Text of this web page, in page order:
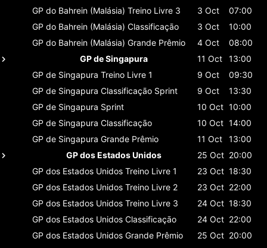
GP do Bahrein (Malásia) Treino Livre 3 3 Oct
07:00
GP do Bahrein (Malásia) Classificaçāo 3 Oct
10:00
GP do Bahrein (Malásia) Grande Prêmio 4 Oct
08:00
GP de Singapura
11 Oct
13:00
GP de Singapura Treino Livre 1 9 Oct
09:30
GP de Singapura Classificaçāo Sprint 9 Oct
13:30
GP de Singapura Sprint 10 Oct 10:00
GP de Singapura Classificaçāo 10 Oct 14:00
GP de Singapura Grande Prêmio 11 Oct
13:00
GP dos Estados Unidos
25 Oct 20:00
GP dos Estados Unidos Treino Livre 1 23 Oct 18:30
GP dos Estados Unidos Treino Livre 2 23 Oct 22:00
GP dos Estados Unidos Treino Livre 3 24 Oct 18:30
GP dos Estados Unidos Classificaçāo 24 Oct 22:00
GP dos Estados Unidos Grande Prêmio 25 Oct 20:00